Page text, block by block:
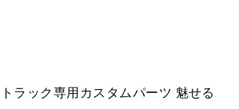
ラック専用カスタムパーツ 魅せる